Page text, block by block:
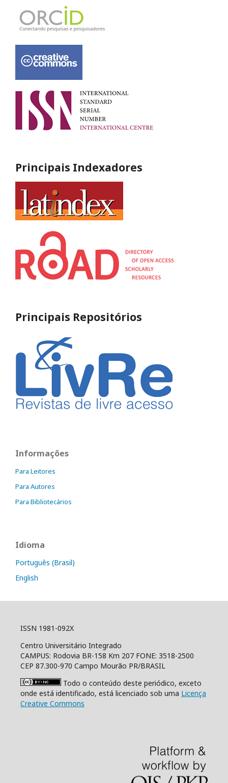
Principais Indexadores
Principais Repositórios
Informações
Para Leitores
Para Autores
Para Bibliotecários
Idioma
Português (Brasil)
English
ISSN 1981-092X
Centro Universitário Integrado
CAMPUS: Rodovia BR-158 Km 207 FONE: 3518-2500
CEP 87.300-970 Campo Mourão PR/BRASIL
Todo o conteúdo deste periódico, exceto
onde está identificado, está licenciado sob uma Licença
Creative Commons